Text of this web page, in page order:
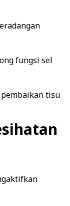
fungsi sel
tisu